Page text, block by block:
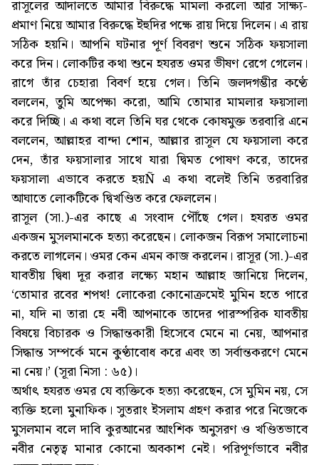
রাসূলের আদালতে আমার বিরুদ্ধে মামলা করলো আর সাক্ষ্য-
প্রমাণ নিয়ে আমার বিরুদ্ধে ইহুদির পক্ষে রায় দিয়ে দিলেন। এ রায়
সঠিক হয়নি। আপনি ঘটনার পূর্ণ বিবরণ শুনে সঠিক ফয়সালা
করে দিন। লোকটির কথা শুনে হযরত ওমর ভীষণ রেগে গেলেন।
রাগে তাঁর চেহারা বিবর্ণ হয়ে গেল। তিনি জলদগম্ভীর কণ্ঠে
বললেন, তুমি অপেক্ষা করো, আমি তোমার মামলার ফয়সালা
করে দিচ্ছি। এ কথা বলে তিনি ঘর থেকে কোষমুক্ত তরবারি এনে
বললেন, আল্লাহর বান্দা শোন, আল্লার রাসূল যে ফয়সালা করে
দেন, তাঁর ফয়সালার সাথে যারা দ্বিমত পোষণ করে, তাদের
ফয়সালা এভাবে করতে হয়Ñ এ কথা বলেই তিনি তরবারির
আঘাতে লোকটিকে দ্বিখণ্ডিত করে ফেললেন।
রাসূল (সা.)-এর কাছে এ সংবাদ পৌঁছে গেল। হযরত ওমর
একজন মুসলমানকে হত্যা করেছেন। লোকজন বিরূপ সমালোচনা
করতে লাগলেন। ওমর কেন এমন কাজ করলেন। রাসূর (সা.)-এর
যাবতীয় দ্বিধা দূর করার লক্ষ্যে মহান আল্লাহ জানিয়ে দিলেন,
‘তোমার রবের শপথ! লোকেরা কোনোক্রমেই মুমিন হতে পারে
না, যদি না তারা হে নবী আপনাকে তাদের পারস্পরিক যাবতীয়
বিষয়ে বিচারক ও সিদ্ধান্তকারী হিসেবে মেনে না নেয়, আপনার
সিদ্ধান্ত সম্পর্কে মনে কুণ্ঠাবোধ করে এবং তা সর্বান্তকরণে মেনে
না নেয়।’ (সূরা নিসা : ৬৫)।
অর্থাৎ হযরত ওমর যে ব্যক্তিকে হত্যা করেছেন, সে মুমিন নয়, সে
ব্যক্তি হলো মুনাফিক। সুতরাং ইসলাম গ্রহণ করার পরে নিজেকে
মুসলমান বলে দাবি কুরআনের আংশিক অনুসরণ ও খণ্ডিতভাবে
নবীর নেতৃত্ব মানার কোনো অবকাশ নেই। পরিপূর্ণভাবে নবীর